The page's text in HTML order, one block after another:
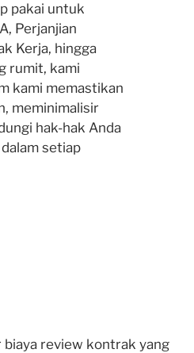
pakai untuk
Perjanjian
Kerja, hingga
rumit, kami
kami memastikan
meminimalisir
hak-hak Anda
setiap
review kontrak yang